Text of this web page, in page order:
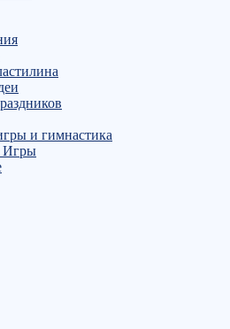
и гимнастика
Игры